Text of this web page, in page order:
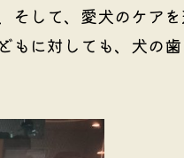
そして、愛犬のケア
に対しても、犬の